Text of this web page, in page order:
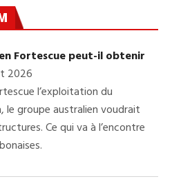
Fortescue peut-il obtenir
2026
l’exploitation du
le groupe australien voudrait
Ce qui va à l’encontre